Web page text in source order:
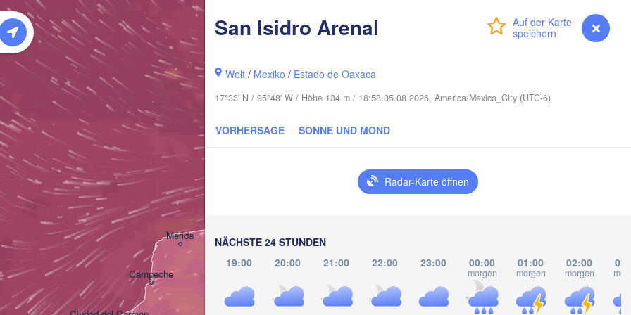
Anmelden myVentusky Vorhersage
San Isidro Arenal
Welt / Mexiko / Estado de Oaxaca
17°33' N / 95°48' W / Höhe 134 m / 18:58 05.08.2026, America/Mexico_City (UTC-6)
VORHERSAGE SONNE UND MOND
Radar-Karte öffnen
NÄCHSTE 24 STUNDEN
19:00
20:00 21:00 22:00 23:00 00:00
morgen
01:00
morgen
02:00
morgen
Campeche
Santa Clara
Pinar del Río
Mérida